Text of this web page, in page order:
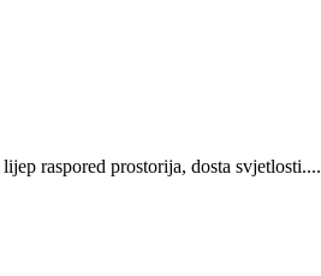
raspored prostorija, dosta svjetlosti....